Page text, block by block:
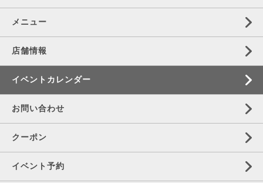
メニュー
店舗情報
イベントカレンダー
お問い合わせ
クーポン
イベント予約